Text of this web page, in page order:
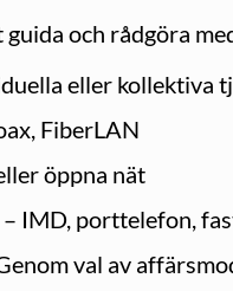
och rådgöra
eller kollektiva
FiberLAN
öppna nät
IMD, porttelefon,
val av